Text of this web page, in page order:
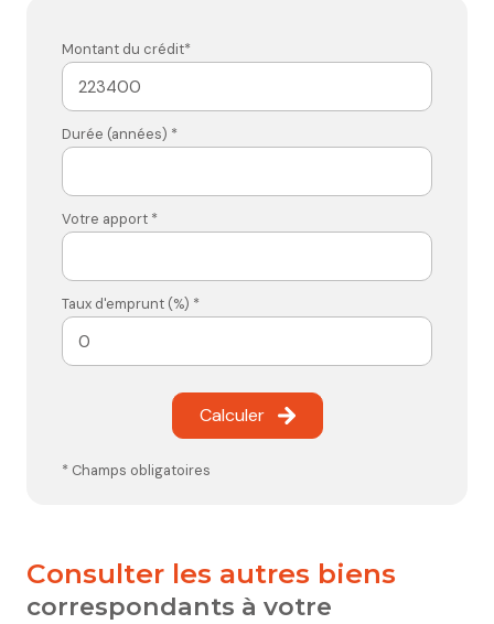
Montant du crédit*
Durée (années) *
Votre apport *
Taux d'emprunt (%) *
Calculer
* Champs obligatoires
consulter les autres biens
correspondants à votre